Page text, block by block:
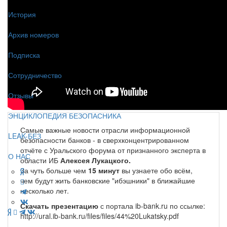
История
Архив номеров
Подписка
Сотрудничество
Отзывы
ЭНЦИКЛОПЕДИЯ БЕЗОПАСНИКА
LEAK-БЕЗ
О НАС
Самые важные новости отрасли информационной
безопасности банков - в сверхконцентрированном
отчёте с Уральского форума от признанного эксперта в
области ИБ Алексея Лукацкого.
За чуть больше чем 15 минут вы узнаете обо всём,
чем будут жить банковские "ибэшники" в ближайшие
несколько лет.
Скачать презентацию с портала ib-bank.ru по ссылке:
http://ural.ib-bank.ru/files/files/44%20Lukatsky.pdf